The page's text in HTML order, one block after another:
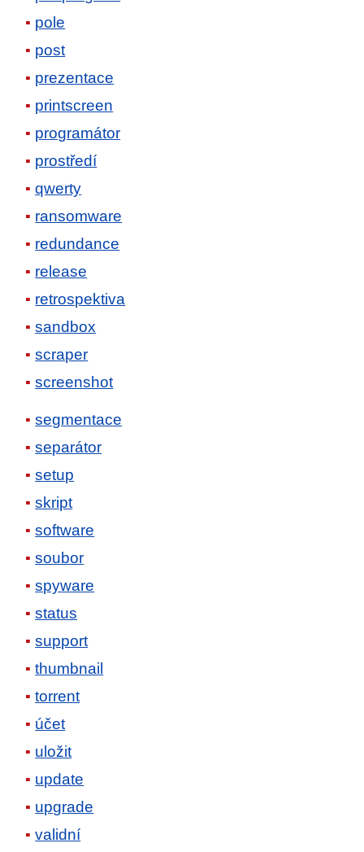
pole
post
prezentace
printscreen
programátor
prostředí
qwerty
ransomware
redundance
release
retrospektiva
sandbox
scraper
screenshot
segmentace
separátor
setup
skript
software
soubor
spyware
status
support
thumbnail
torrent
účet
uložit
update
upgrade
validní